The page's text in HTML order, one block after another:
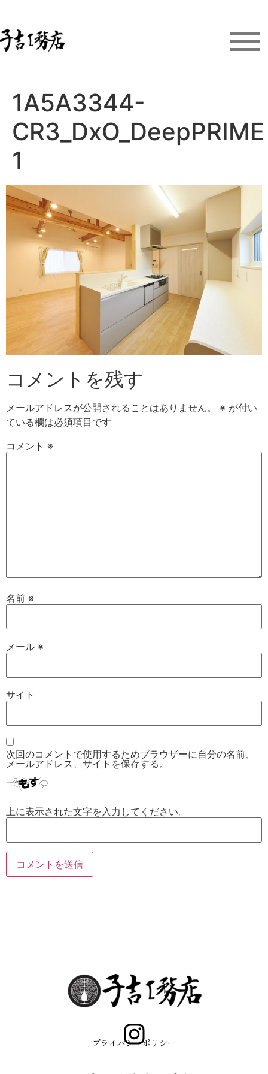
1A5A3344-
CR3_DxO_DeepPRIME
1
コメントを残す
メールアドレスが公開されることはありません。 ※ が付い
ている欄は必須項目です
コメント ※
名前 ※
メール ※
サイト
次回のコメントで使用するためブラウザーに自分の名前、
メールアドレス、サイトを保存する。
上に表示された文字を入力してください。
プライバシーポリシー